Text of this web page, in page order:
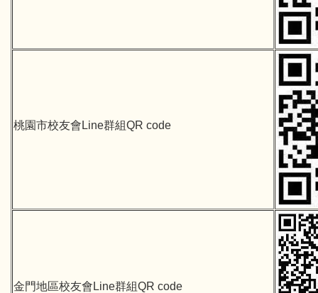
桃園市校友會Line群組QR code
金門地區校友會Line群組QR code